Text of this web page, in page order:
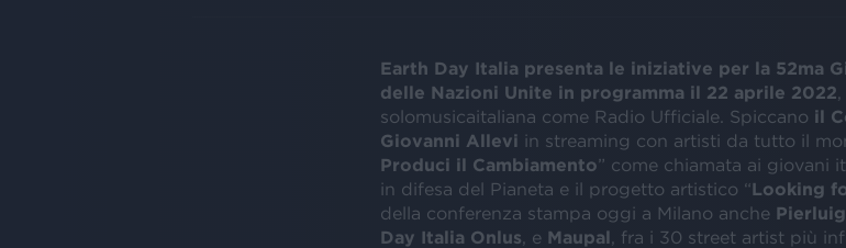
Earth Day Italia presenta le iniziative per la 52ma
delle Nazioni Unite in programma il 22 aprile 2022
solomusicaitaliana come Radio Ufficiale. Spiccano il
Giovanni Allevi in streaming con artisti da tutto il
Produci il Cambiamento” come chiamata ai giovani
in difesa del Pianeta e il progetto artistico “Looking
della conferenza stampa oggi a Milano anche
Day Italia Onlus , e Maupal , fra i 30 street artist più